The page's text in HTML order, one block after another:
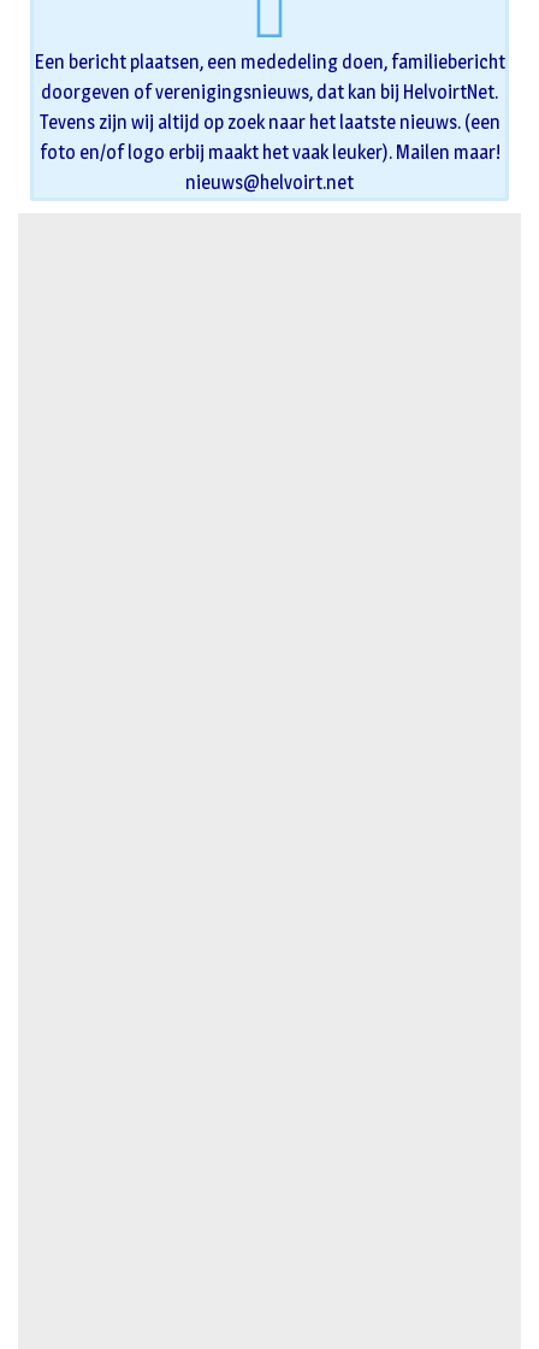
Een bericht plaatsen, een mededeling doen, familiebericht
doorgeven of verenigingsnieuws, dat kan bij HelvoirtNet.
Tevens zijn wij altijd op zoek naar het laatste nieuws. (een
foto en/of logo erbij maakt het vaak leuker). Mailen maar!
nieuws@helvoirt.net